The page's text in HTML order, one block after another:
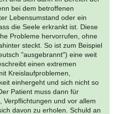
bei dem betroffenen
Lebensumstand oder ein
die Seele erkrankt ist. Diese
Probleme hervorrufen, ohne
steckt. So ist zum Beispiel
"ausgebrannt") eine weit
einen extremen
Kreislaufproblemen,
einhergeht und sich nicht so
Patient muss dann für
Verpflichtungen und vor allem
davon zu erholen. Schuld an